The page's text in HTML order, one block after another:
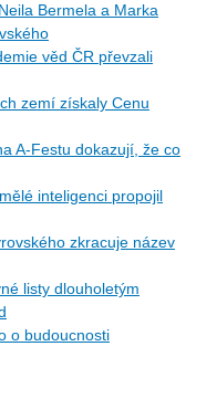
Bermela a Marka
věd ČR převzali
zemí získaly Cenu
A-Festu dokazují, že co
inteligenci propojil
zkracuje název
listy dlouholetým
o budoucnosti